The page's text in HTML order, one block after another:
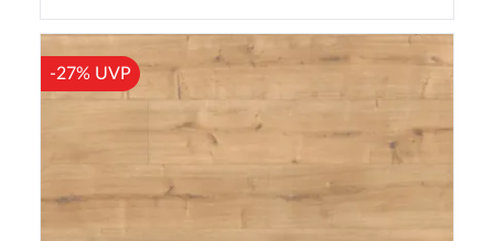
-27% UVP